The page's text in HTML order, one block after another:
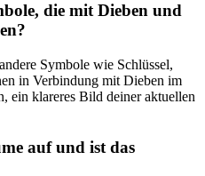
die mit Dieben und
Symbole wie Schlüssel,
in Verbindung mit‍ Dieben im
ein klareres Bild deiner ⁤aktuellen‍
auf und ist das